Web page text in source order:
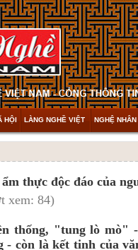
HỘI LÀNG NGHỀ VIỆT NGHỆ
thực độc đáo của
xem: 84)
thống, "tung lò mò"
- còn là kết tinh của